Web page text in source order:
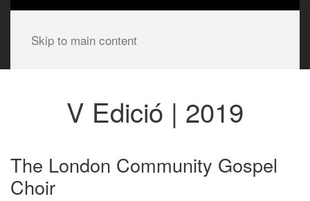
Skip to main content
V Edició | 2019
The London Community Gospel
Choir